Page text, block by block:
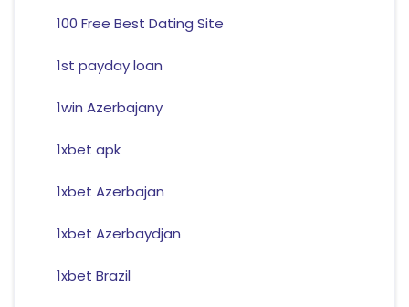
100 Free Best Dating Site
1st payday loan
1win Azerbajany
1xbet apk
1xbet Azerbajan
1xbet Azerbaydjan
1xbet Brazil